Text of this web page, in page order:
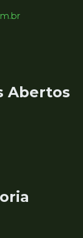
Abertos